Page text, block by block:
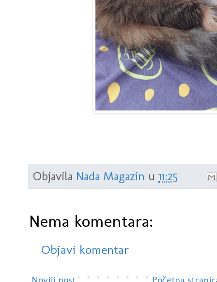
Objavila Nada Magazin u 11:25
Nema komentara:
Objavi komentar